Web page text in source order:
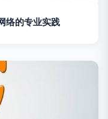
络的专业实践